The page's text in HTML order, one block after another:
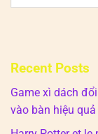
Recent Posts
Game xì dách
vào bàn hiệu quả